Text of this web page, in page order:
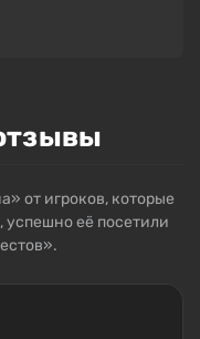
от игроков, которые
успешно её посетили